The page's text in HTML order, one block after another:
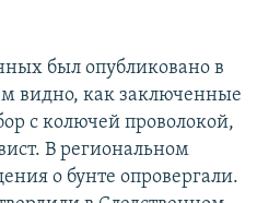
был опубликовано в
видно, как заключенные
с колючей проволокой,
В региональном
о бунте опровергали.